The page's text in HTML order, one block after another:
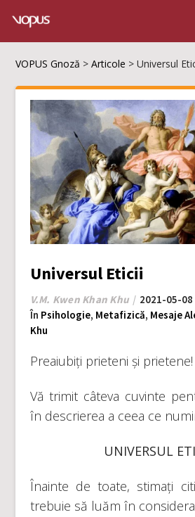
VOPUS Gnoză >Articole >Universul
Universul Eticii
V.M. Kwen Khan Khu
2021-05-08
În Psihologie, Metafizică, Mesaje
Khu
Preaiubiți prieteni și prietene!
Vă trimit câteva cuvinte
în descrierea a ceea ce
UNIVERSUL
Înainte de toate, stimați
trebuie să luăm în